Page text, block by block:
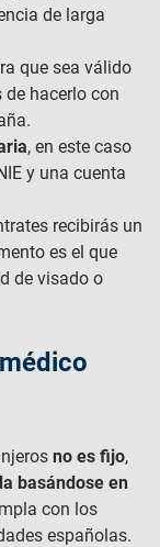
de larga
que sea válido
de hacerlo con
, en este caso
y una cuenta
recibirás un
es el que
de visado o
no es fijo,
basándose en
con los
españolas.